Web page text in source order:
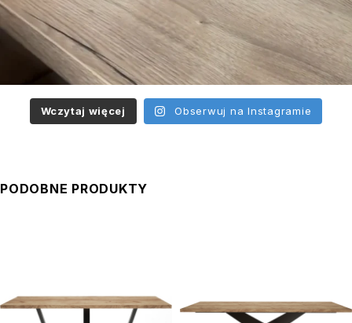
Wczytaj więcej Obserwuj na Instagramie
PODOBNE PRODUKTY